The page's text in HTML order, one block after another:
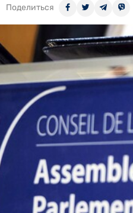
Поделиться